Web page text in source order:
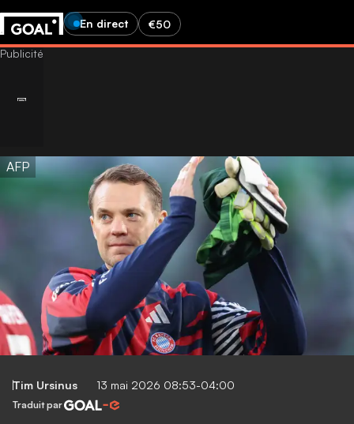
En direct €50
AFP
Tim Ursinus 13 mai 2026 08:53-04:00
Traduit par